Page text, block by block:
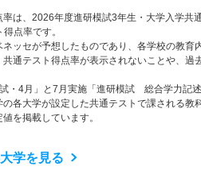
は、2026年度進研模試3年生・大学入学共
点率です。
セが予想したものであり、各学校の教育
テスト得点率が表示されないことや、過
4月」と7月実施「進研模試 総合学力記述
各大学が設定した共通テストで課される教
を掲載しています。
学を見る